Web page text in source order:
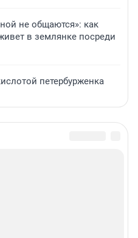
не общаются»: как
в землянке посреди
петербурженка